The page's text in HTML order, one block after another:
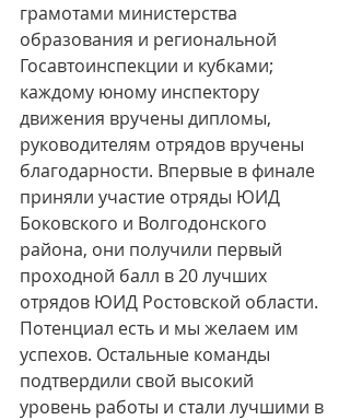
грамотами министерства
образования и региональной
Госавтоинспекции и кубками;
каждому юному инспектору
движения вручены дипломы,
руководителям отрядов вручены
благодарности. Впервые в финале
приняли участие отряды ЮИД
Боковского и Волгодонского
района, они получили первый
проходной балл в 20 лучших
отрядов ЮИД Ростовской области.
Потенциал есть и мы желаем им
успехов. Остальные команды
подтвердили свой высокий
уровень работы и стали лучшими в